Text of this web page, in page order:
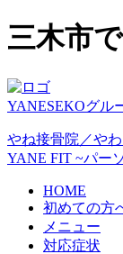
三木市
YANESEKOグル
やね接骨院／や
YANE FIT ~パー
HOME
初めての方
メニュー
対応症状